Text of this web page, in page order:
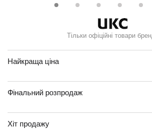
Тільки офіційні товари
Найкраща ціна
Фінальний розпродаж
Хіт продажу